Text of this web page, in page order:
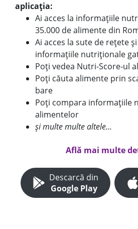
aplicația:
Ai acces la informațiile
35.000 de alimente din
Ai acces la sute de rețete
informațiile nutriționale
Poți vedea Nutri-Score-ul
Poți căuta alimente prin
bare
Poți compara informațiile
alimentelor
și multe multe altele...
Află mai multe
Descarcă din
Google Play